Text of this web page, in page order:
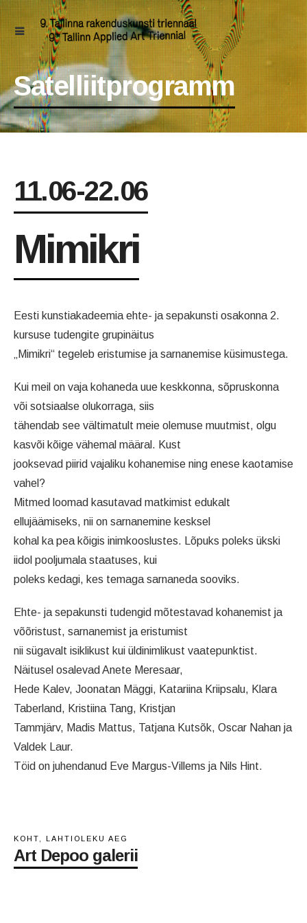
Satelliitprogramm
11.06-22.06
Mimikri
Eesti kunstiakadeemia ehte- ja sepakunsti osakonna 2.
kursuse tudengite grupinäitus
„Mimikri“ tegeleb eristumise ja sarnanemise küsimustega.
Kui meil on vaja kohaneda uue keskkonna, sõpruskonna
või sotsiaalse olukorraga, siis
tähendab see vältimatult meie olemuse muutmist, olgu
kasvõi kõige vähemal määral. Kust
jooksevad piirid vajaliku kohanemise ning enese kaotamise
vahel?
Mitmed loomad kasutavad matkimist edukalt
ellujäämiseks, nii on sarnanemine kesksel
kohal ka pea kõigis inimkooslustes. Lõpuks poleks ükski
iidol pooljumala staatuses, kui
poleks kedagi, kes temaga sarnaneda sooviks.
Ehte- ja sepakunsti tudengid mõtestavad kohanemist ja
võõristust, sarnanemist ja eristumist
nii sügavalt isiklikust kui üldinimlikust vaatepunktist.
Näitusel osalevad Anete Meresaar,
Hede Kalev, Joonatan Mäggi, Katariina Kriipsalu, Klara
Taberland, Kristiina Tang, Kristjan
Tammjärv, Madis Mattus, Tatjana Kutsõk, Oscar Nahan ja
Valdek Laur.
Töid on juhendanud Eve Margus-Villems ja Nils Hint.
KOHT, LAHTIOLEKU AEG
Art Depoo galerii